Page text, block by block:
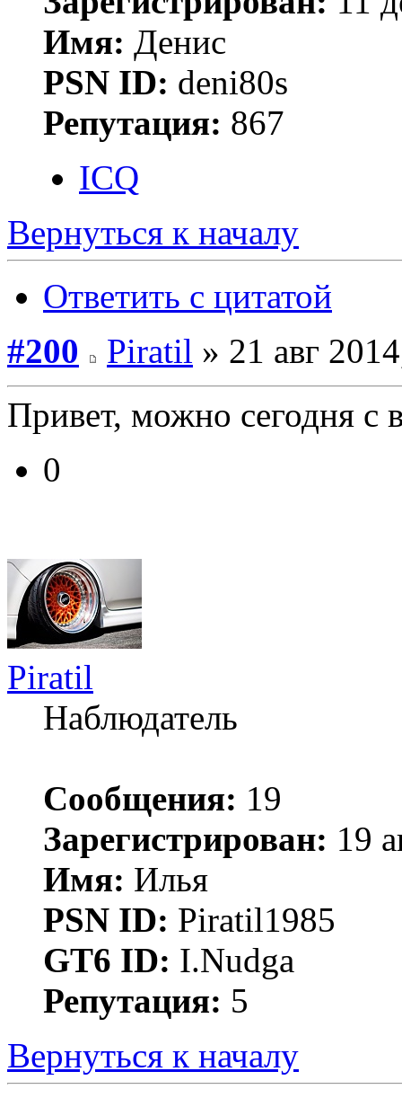
Имя: Денис
PSN ID: deni80s
Репутация: 867
ICQ
Вернуться к началу
Ответить с цитатой
#200
Piratil » 21 авг
Привет, можно сегодня с
0
Piratil
Наблюдатель
Сообщения: 19
Зарегистрирован: 19
Имя: Илья
PSN ID: Piratil1985
GT6 ID: I.Nudga
Репутация: 5
Вернуться к началу